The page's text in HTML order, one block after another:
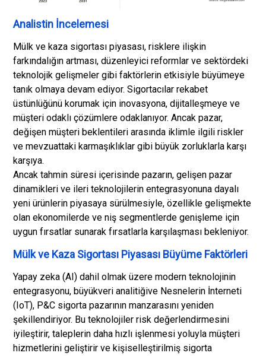
Analistin İncelemesi
Mülk ve kaza sigortası piyasası, risklere ilişkin
farkındalığın artması, düzenleyici reformlar ve sektördeki
teknolojik gelişmeler gibi faktörlerin etkisiyle büyümeye
tanık olmaya devam ediyor. Sigortacılar rekabet
üstünlüğünü korumak için inovasyona, dijitalleşmeye ve
müşteri odaklı çözümlere odaklanıyor. Ancak pazar,
değişen müşteri beklentileri arasında iklimle ilgili riskler
ve mevzuattaki karmaşıklıklar gibi büyük zorluklarla karşı
karşıya.
Ancak tahmin süresi içerisinde pazarın, gelişen pazar
dinamikleri ve ileri teknolojilerin entegrasyonuna dayalı
yeni ürünlerin piyasaya sürülmesiyle, özellikle gelişmekte
olan ekonomilerde ve niş segmentlerde genişleme için
uygun fırsatlar sunarak fırsatlarla karşılaşması bekleniyor.
Mülk ve Kaza Sigortası Piyasası Büyüme Faktörleri
Yapay zeka (AI) dahil olmak üzere modern teknolojinin
entegrasyonu, büyükveri analitiğive Nesnelerin İnterneti
(IoT), P&C sigorta pazarının manzarasını yeniden
şekillendiriyor. Bu teknolojiler risk değerlendirmesini
iyileştirir, taleplerin daha hızlı işlenmesi yoluyla müşteri
hizmetlerini geliştirir ve kişiselleştirilmiş sigorta